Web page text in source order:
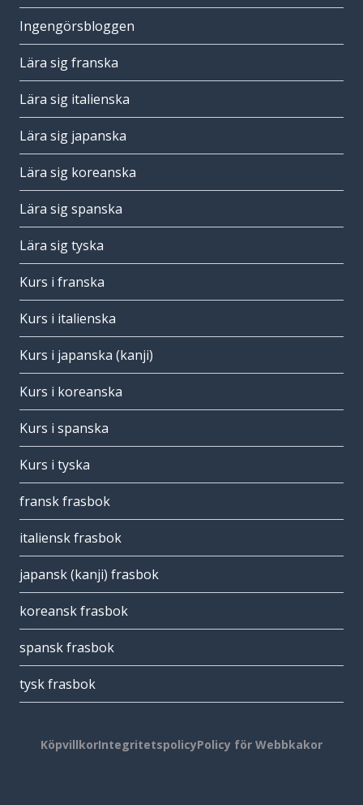
Ingengörsbloggen
Lära sig franska
Lära sig italienska
Lära sig japanska
Lära sig koreanska
Lära sig spanska
Lära sig tyska
Kurs i franska
Kurs i italienska
Kurs i japanska (kanji)
Kurs i koreanska
Kurs i spanska
Kurs i tyska
fransk frasbok
italiensk frasbok
japansk (kanji) frasbok
koreansk frasbok
spansk frasbok
tysk frasbok
KöpvillkorIntegritetspolicyPolicy för Webbkakor